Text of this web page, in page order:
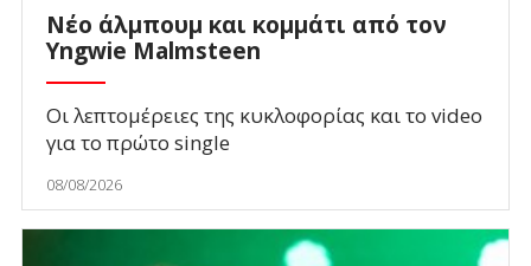
Νέο άλμπουμ και κομμάτι από τον
Yngwie Malmsteen
Οι λεπτομέρειες της κυκλοφορίας και το video
για το πρώτο single
08/08/2026